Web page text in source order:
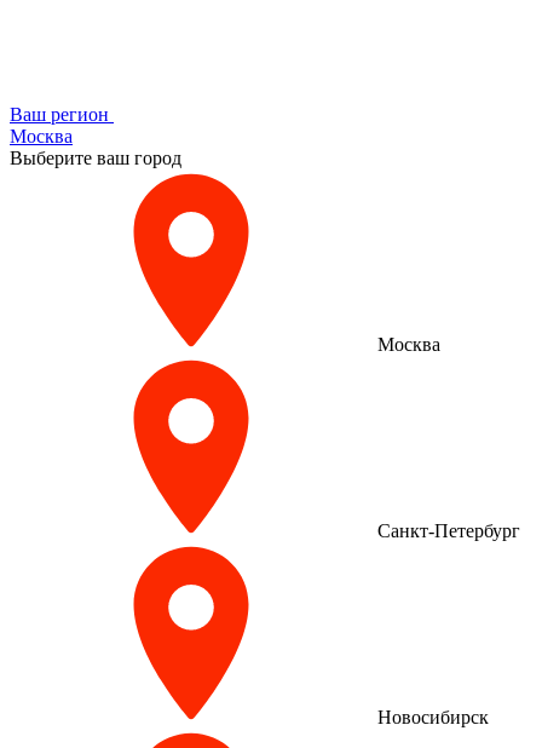
Ваш регион
Москва
Выберите ваш город
Москва
Санкт-Петербург
Новосибирск